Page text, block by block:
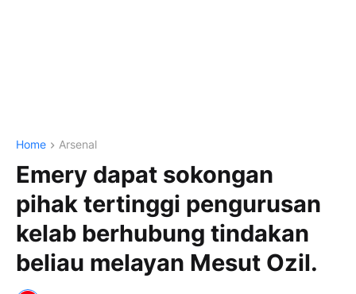
Home Arsenal
Emery dapat sokongan
pihak tertinggi pengurusan
kelab berhubung tindakan
beliau melayan Mesut Ozil.